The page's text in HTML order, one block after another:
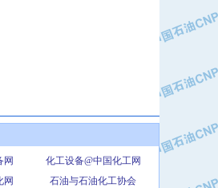
网
化工设备@中国化工网
网 石油与石油化工协会